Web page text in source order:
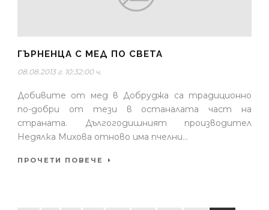
ГЪРНЕНЦА С МЕД ПО СВЕТА
08.08.2013 г. 10:32:00 ч.
Добивите от мед в Добруджа са традиционно
по-добри от тези в останалата част на
страната. Дългогодишният производител
Недялка Михова отново има пчелни...
ПРОЧЕТИ ПОВЕЧЕ